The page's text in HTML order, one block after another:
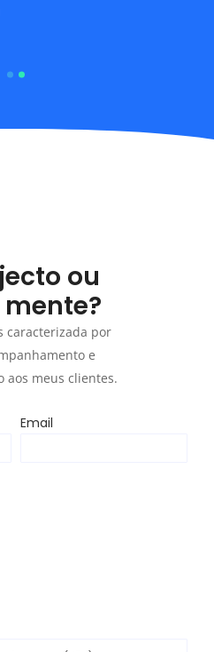
ou
caracterizada por
e
meus clientes.
Email